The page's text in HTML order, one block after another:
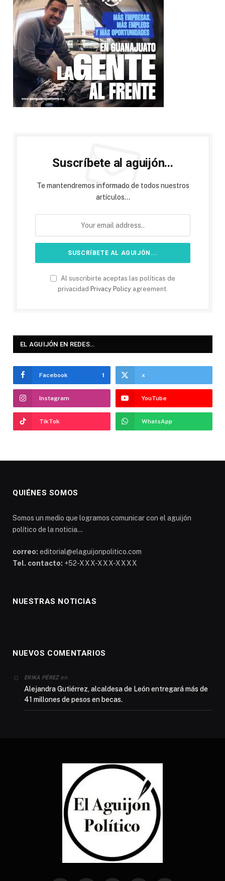
Suscríbete al aguijón...
Te mantendremos informado de todos nuestros
artículos...
Al suscribirte aceptas las políticas de
privacidad Privacy Policy agreement.
EL AGUIJÓN EN REDES…
Facebook 1 x
Instagram YouTube
TikTok WhatsApp
QUIÉNES SOMOS
Somos un medio que logramos comunicar con el aguijón
político de la noticia...
correo: editorial@elaguijonpolitico.com
Tel. contacto: +52-XXX-XXX-XXXX
NUESTRAS NOTICIAS
NUEVOS COMENTARIOS
ERIKA PÉREZen
Alejandra Gutiérrez, alcaldesa de León entregará más de
41 millones de pesos en becas.